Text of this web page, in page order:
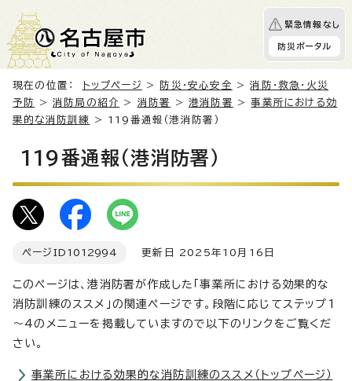
緊急情報なし
防災ポータル
現在の位置： トップページ > 防災・安心安全 >消防・救急・火災
予防
>消防局の紹介 > 消防署 >港消防署 >事業所における効
果的な消防訓練
> 119番通報（港消防署）
119番通報（港消防署）
ページID 1012994 更新日 2025年10月16日
このページは、港消防署が作成した「事業所における効果的な
消防訓練のススメ」の関連ページです。段階に応じてステップ1
～4のメニューを掲載していますので以下のリンクをご覧くだ
さい。
事業所における効果的な消防訓練のススメ（トップページ）